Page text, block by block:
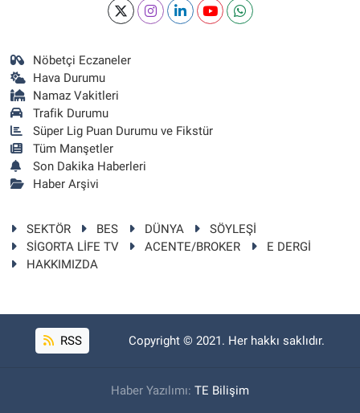
Nöbetçi Eczaneler
Hava Durumu
Namaz Vakitleri
Trafik Durumu
Süper Lig Puan Durumu ve Fikstür
Tüm Manşetler
Son Dakika Haberleri
Haber Arşivi
SEKTÖR BES DÜNYA
SÖYLEŞİ
SİGORTA LİFE TV
ACENTE/BROKER
E DERGİ
HAKKIMIZDA
RSS Copyright © 2021. Her hakkı saklıdır.
Haber Yazılımı: TE Bilişim